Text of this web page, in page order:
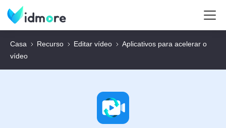
Casa Recurso Editar vídeo
Aplicativos para acelerar o
vídeo